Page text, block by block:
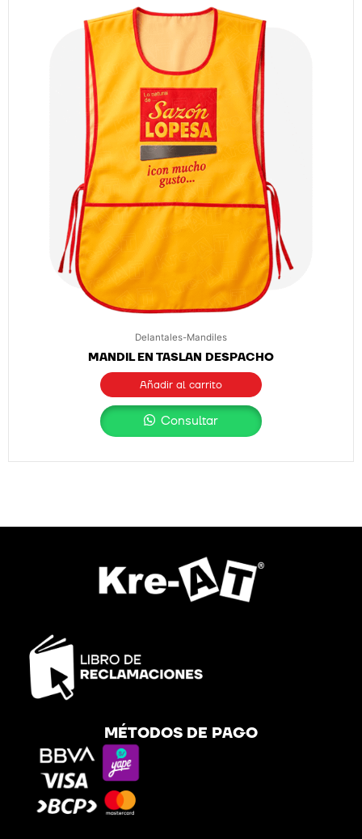
Delantales-Mandiles
MANDIL EN TASLAN DESPACHO
Añadir al carrito
Consultar
MÉTODOS DE PAGO